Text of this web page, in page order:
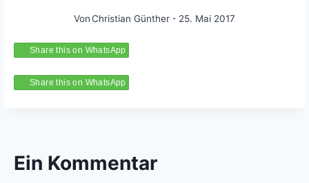
Von Christian Günther 25. Mai 2017
Share this on WhatsApp
Share this on WhatsApp
Ein Kommentar